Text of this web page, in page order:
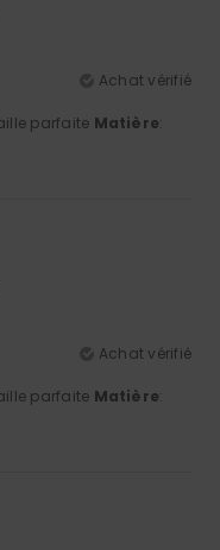
Achat vérifié
parfaite Matière:
Achat vérifié
parfaite Matière: